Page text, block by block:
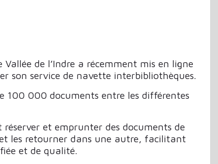
de l’Indre a récemment mis en ligne
son service de navette interbibliothèques.
100 000 documents entre les différentes
et emprunter des documents de
les retourner dans une autre, facilitant
et de qualité.